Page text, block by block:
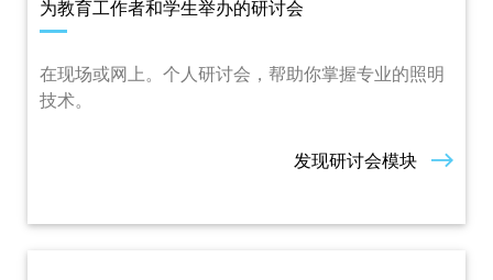
为教育工作者和学生举办的研讨会
在现场或网上。个人研讨会，帮助你掌握专业的照明
技术。
发现研讨会模块